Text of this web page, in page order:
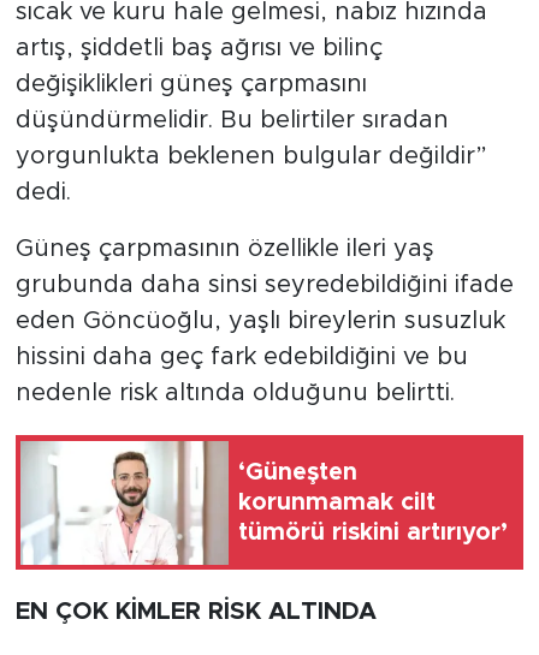
sıcak ve kuru hale gelmesi, nabız hızında
artış, şiddetli baş ağrısı ve bilinç
değişiklikleri güneş çarpmasını
düşündürmelidir. Bu belirtiler sıradan
yorgunlukta beklenen bulgular değildir”
dedi.
Güneş çarpmasının özellikle ileri yaş
grubunda daha sinsi seyredebildiğini ifade
eden Göncüoğlu, yaşlı bireylerin susuzluk
hissini daha geç fark edebildiğini ve bu
nedenle risk altında olduğunu belirtti.
‘Güneşten
korunmamak cilt
tümörü riskini artırıyor’
EN ÇOK KİMLER RİSK ALTINDA